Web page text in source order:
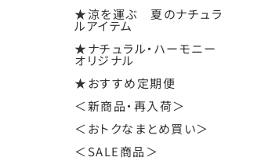
★涼を運ぶ 夏のナチュラ
ルアイテム
★ナチュラル・ハーモニー
オリジナル
★おすすめ定期便
＜新商品・再入荷＞
＜おトクなまとめ買い＞
＜SALE商品＞